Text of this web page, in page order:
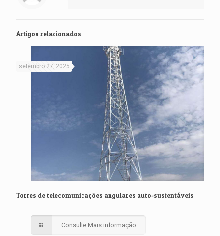
Artigos relacionados
setembro 27, 2025
Torres de telecomunicações angulares auto-sustentáveis
Consulte Mais informação